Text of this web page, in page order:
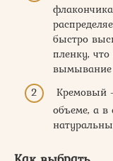
быстро
пленку,
вымывание
Кремовый
объеме, а в